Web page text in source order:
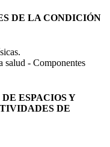
DE LA CONDICIÓN
salud - Componentes
ESPACIOS Y
DE